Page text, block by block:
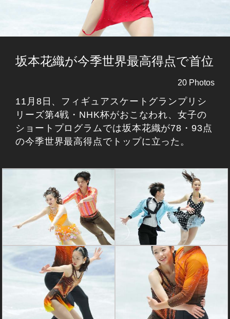
坂本花織が今季世界最高得点で首位
20 Photos
11月8日、フィギュアスケートグランプリシ
リーズ第4戦・NHK杯がおこなわれ、女子の
ショートプログラムでは坂本花織が78・93点
の今季世界最高得点でトップに立った。